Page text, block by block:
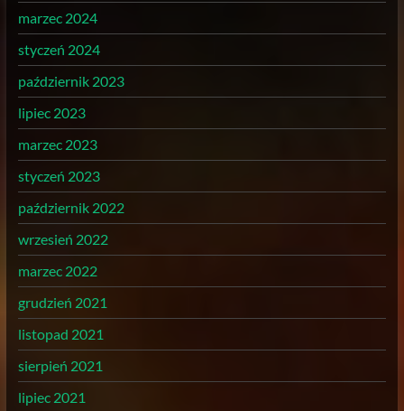
marzec 2024
styczeń 2024
październik 2023
lipiec 2023
marzec 2023
styczeń 2023
październik 2022
wrzesień 2022
marzec 2022
grudzień 2021
listopad 2021
sierpień 2021
lipiec 2021